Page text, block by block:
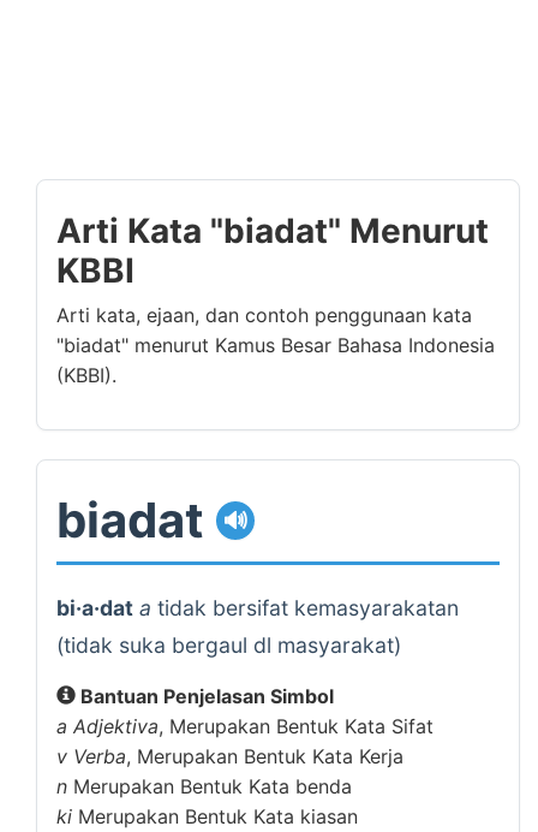
Arti Kata "biadat" Menurut
KBBI
Arti kata, ejaan, dan contoh penggunaan kata
"biadat" menurut Kamus Besar Bahasa Indonesia
(KBBI).
biadat 🔊
bi·a·dat a tidak bersifat kemasyarakatan
(tidak suka bergaul dl masyarakat)
Bantuan Penjelasan Simbol
a Adjektiva, Merupakan Bentuk Kata Sifat
v Verba, Merupakan Bentuk Kata Kerja
n Merupakan Bentuk Kata benda
ki Merupakan Bentuk Kata kiasan